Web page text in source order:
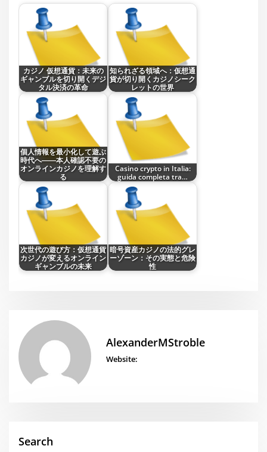
カジノ 仮想通貨：未来の
ギャンブルを切り開くデジ
タル決済の革命
知られざる領域へ：仮想通
貨が切り開くカジノシーク
レットの世界
個人情報を最小化して遊ぶ
時代へ――本人確認不要の
オンラインカジノを理解す
る
Casino crypto in Italia:
guida completa tra…
次世代の遊び方：仮想通貨
カジノが変えるオンライン
ギャンブルの未来
暗号資産カジノの法的グレ
ーゾーン：その実態と危険
性
AlexanderMStroble
Website:
Search